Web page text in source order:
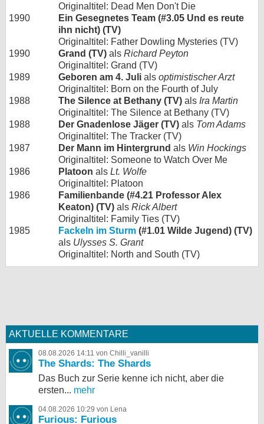
Originaltitel: Dead Men Don't Die
1990
Ein Gesegnetes Team (#3.05 Und es reute
ihn nicht) (TV)
Originaltitel: Father Dowling Mysteries (TV)
1990
Grand (TV) als Richard Peyton
Originaltitel: Grand (TV)
1989
Geboren am 4. Juli als optimistischer Arzt
Originaltitel: Born on the Fourth of July
1988
The Silence at Bethany (TV) als Ira Martin
Originaltitel: The Silence at Bethany (TV)
1988
Der Gnadenlose Jäger (TV) als Tom Adams
Originaltitel: The Tracker (TV)
1987
Der Mann im Hintergrund als Win Hockings
Originaltitel: Someone to Watch Over Me
1986
Platoon als Lt. Wolfe
Originaltitel: Platoon
1986
Familienbande (#4.21 Professor Alex
Keaton) (TV) als Rick Albert
Originaltitel: Family Ties (TV)
1985
Fackeln im Sturm (#1.01 Wilde Jugend) (TV)
als Ulysses S. Grant
Originaltitel: North and South (TV)
AKTUELLE KOMMENTARE
08.08.2026 14:11 von Chilli_vanilli
The Shards: The Shards
Das Buch zur Serie kenne ich nicht, aber die
ersten... mehr
04.08.2026 10:29 von Lena
Furious: Furious